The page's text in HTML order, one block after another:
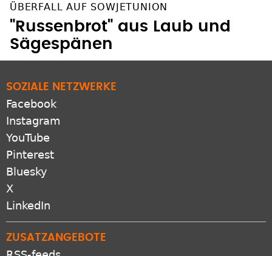
ÜBERFALL AUF SOWJETUNION
"Russenbrot" aus Laub und
Sägespänen
SOZIALE NETZWERKE
Facebook
Instagram
YouTube
Pinterest
Bluesky
X
LinkedIn
ZUSATZANGEBOTE